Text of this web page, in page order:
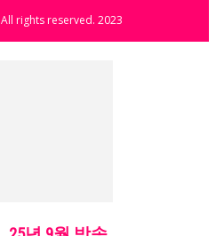
rights reserved. 2023